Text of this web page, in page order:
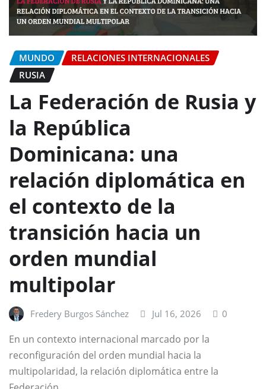
MUNDO
RELACIONES INTERNACIONALES
RUSIA
La Federación de Rusia y
la República
Dominicana: una
relación diplomática en
el contexto de la
transición hacia un
orden mundial
multipolar
Fredery Burgos Sánchez Jul 16, 2026 0
En un contexto internacional marcado por la
reconfiguración del orden mundial hacia la
multipolaridad, la relación diplomática entre la